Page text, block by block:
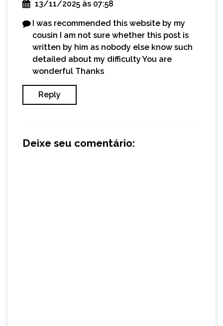
13/11/2025 às 07:58
I was recommended this website by my
cousin I am not sure whether this post is
written by him as nobody else know such
detailed about my difficulty You are
wonderful Thanks
Reply
Deixe seu comentário: